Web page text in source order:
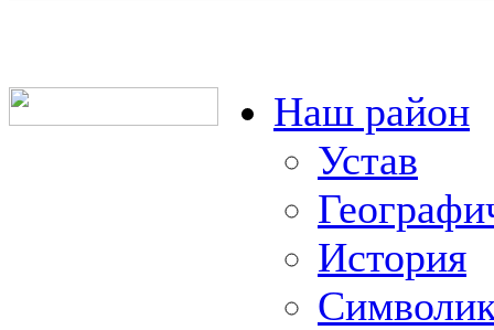
Наш район
Устав
История